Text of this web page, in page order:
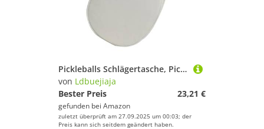
Pickleballs Schlägertasche, Pickleballs, Schlägertasche, Schlägeraufbewahrung, Pickleballs, Paddelhüllen, Paddelhülsen, Reißverschlüsse, Designs
von Ldbuejiaja
Bester Preis
23,21 €
gefunden bei Amazon
zuletzt überprüft am 27.09.2025 um 00:03; der
Preis kann sich seitdem geändert haben.